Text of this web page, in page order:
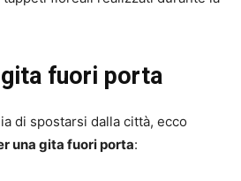
fuori porta
di spostarsi dalla città, ecco
una gita fuori porta: